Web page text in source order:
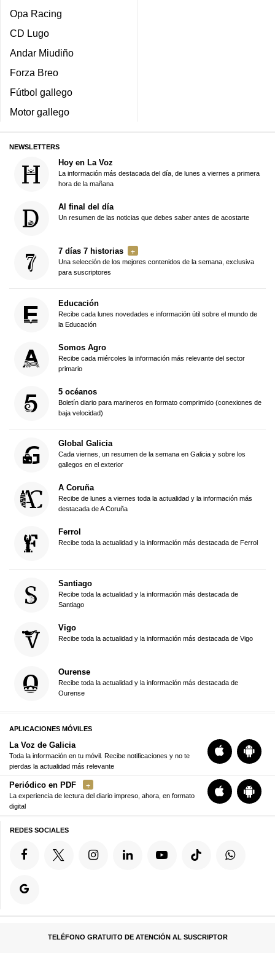
Opa Racing
CD Lugo
Andar Miudiño
Forza Breo
Fútbol gallego
Motor gallego
NEWSLETTERS
Hoy en La Voz
La información más destacada del día, de lunes a viernes a primera
hora de la mañana
Al final del día
Un resumen de las noticias que debes saber antes de acostarte
7 días 7 historias
Una selección de los mejores contenidos de la semana, exclusiva
para suscriptores
Educación
Recibe cada lunes novedades e información útil sobre el mundo de
la Educación
Somos Agro
Recibe cada miércoles la información más relevante del sector
primario
5 océanos
Boletín diario para marineros en formato comprimido (conexiones de
baja velocidad)
Global Galicia
Cada viernes, un resumen de la semana en Galicia y sobre los
gallegos en el exterior
A Coruña
Recibe de lunes a viernes toda la actualidad y la información más
destacada de A Coruña
Ferrol
Recibe toda la actualidad y la información más destacada de Ferrol
Santiago
Recibe toda la actualidad y la información más destacada de
Santiago
Vigo
Recibe toda la actualidad y la información más destacada de Vigo
Ourense
Recibe toda la actualidad y la información más destacada de
Ourense
APLICACIONES MÓVILES
La Voz de Galicia
Toda la información en tu móvil. Recibe notificaciones y no te
pierdas la actualidad más relevante
Periódico en PDF
La experiencia de lectura del diario impreso, ahora, en formato
digital
REDES SOCIALES
TELÉFONO GRATUITO DE ATENCIÓN AL SUSCRIPTOR